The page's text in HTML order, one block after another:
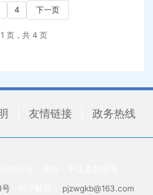
4 下一页
页，共 4 页
友情链接 政务热线
号 pjzwgkb@163.com